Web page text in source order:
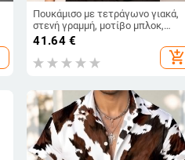
Πουκάμισο με τετράγωνο γιακά,
στενή γραμμή, μοτίβο μπλοκ,
πολυεστερική ίνα, μόδα δρόμου
41.64€
add_shopping_cart